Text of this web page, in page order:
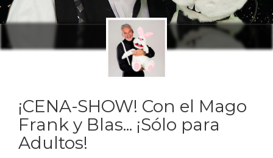
¡CENA-SHOW! Con el Mago
Frank y Blas... ¡Sólo para
Adultos!